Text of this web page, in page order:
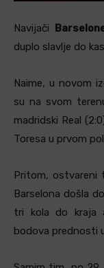
Navijači
duplo slavlje do
Naime, u novom
su na svom
madridski Real
Toresa u prvom
Pritom, ostvareni
Barselona došla
tri kola do kraja
bodova prednosti